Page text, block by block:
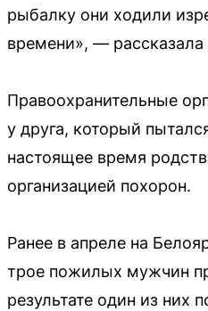
рыбалку они ходили
времени», —
Правоохранительные
у друга, который
настоящее время
организацией похорон.
Ранее в апреле на
трое пожилых мужчин
результате один из них